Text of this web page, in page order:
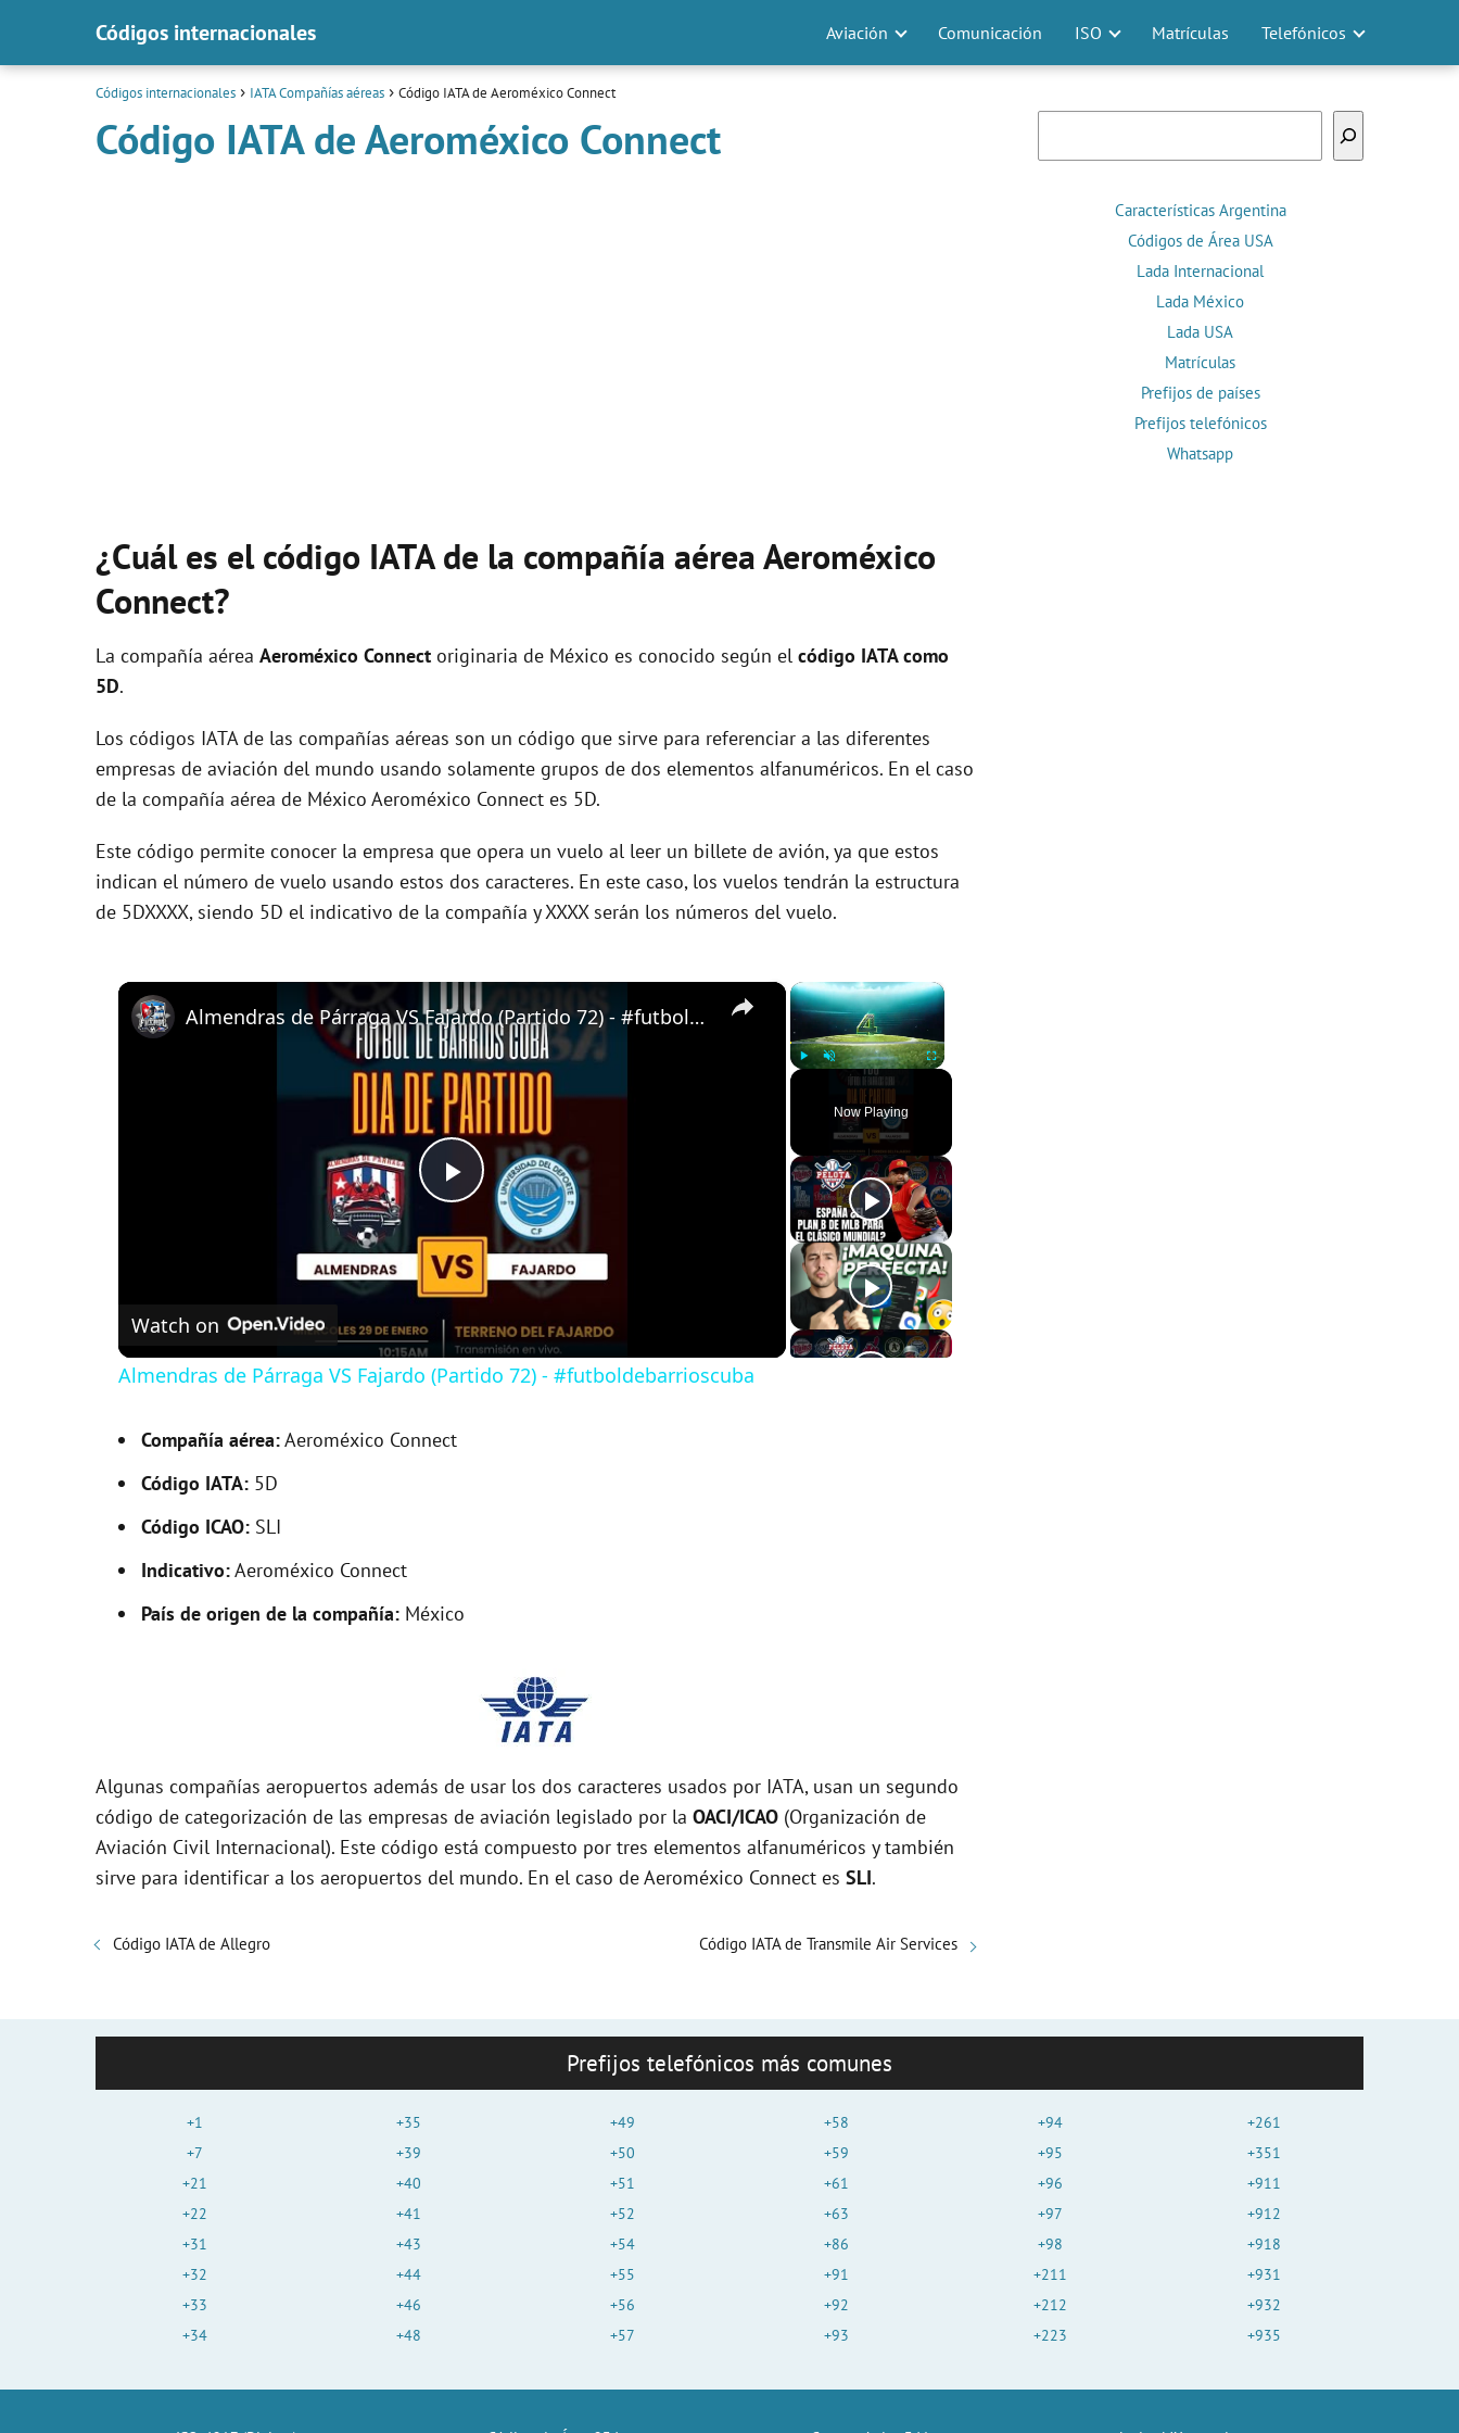
Códigos internacionales Aviación Comunicación ISO Matrículas Telefónicos
Códigos internacionales IATA Compañías aéreas Código IATA de Aeroméxico Connect
Código IATA de Aeroméxico Connect
¿Cuál es el código IATA de la compañía aérea Aeroméxico
Connect?
La compañía aérea Aeroméxico Connect originaria de México es conocido según el código IATA como
5D.
Los códigos IATA de las compañías aéreas son un código que sirve para referenciar a las diferentes
empresas de aviación del mundo usando solamente grupos de dos elementos alfanuméricos. En el caso
de la compañía aérea de México Aeroméxico Connect es 5D.
Este código permite conocer la empresa que opera un vuelo al leer un billete de avión, ya que estos
indican el número de vuelo usando estos dos caracteres. En este caso, los vuelos tendrán la estructura
de 5DXXXX, siendo 5D el indicativo de la compañía y XXXX serán los números del vuelo.
×
Unmute Fullscreen
Now Playing
×
P
l
a
Almendras de Párraga VS Fajardo (Partido 72) - #futboldebarrioscuba
Watch on
Almendras de Párraga VS Fajardo (Partido 72) - #futboldebarrioscuba
Compañía aérea:Aeroméxico Connect
Código IATA: 5D
Código ICAO: SLI
Indicativo:Aeroméxico Connect
País de origen de la compañía: México
Algunas compañías aeropuertos además de usar los dos caracteres usados por IATA, usan un segundo
código de categorización de las empresas de aviación legislado por la OACI/ICAO (Organización de
Aviación Civil Internacional). Este código está compuesto por tres elementos alfanuméricos y también
sirve para identificar a los aeropuertos del mundo. En el caso de Aeroméxico Connect es SLI.
Código IATA de Allegro Código IATA de Transmile Air Services
Características Argentina
Códigos de Área USA
Lada Internacional
Lada México
Lada USA
Matrículas
Prefijos de países
Prefijos telefónicos
Whatsapp
Prefijos telefónicos más comunes
+1
+7
+21
+22
+31
+32
+33
+34
+35
+39
+40
+41
+43
+44
+46
+48
+49
+50
+51
+52
+54
+55
+56
+57
+58
+59
+61
+63
+86
+91
+92
+93
+94
+95
+96
+97
+98
+211
+212
+223
+261
+351
+911
+912
+918
+931
+932
+935